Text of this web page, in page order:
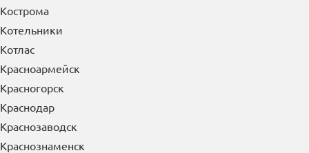
Кострома
Котельники
Котлас
Красноармейск
Красногорск
Краснодар
Краснозаводск
Краснознаменск